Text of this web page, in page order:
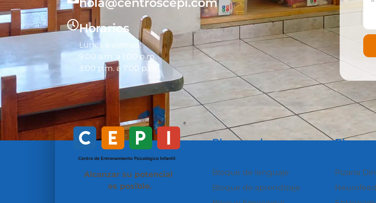
hola@centroscepi.com
Horarios
Lunes a viernes:
9:00 a.m. a 1:00 p.m.
3:00 p.m. a 7:00 p.m.
Alcanzar su potencial
es posible.
Bloques de
Bloque de lenguaje
Bloque de aprendizaje
Pizarra